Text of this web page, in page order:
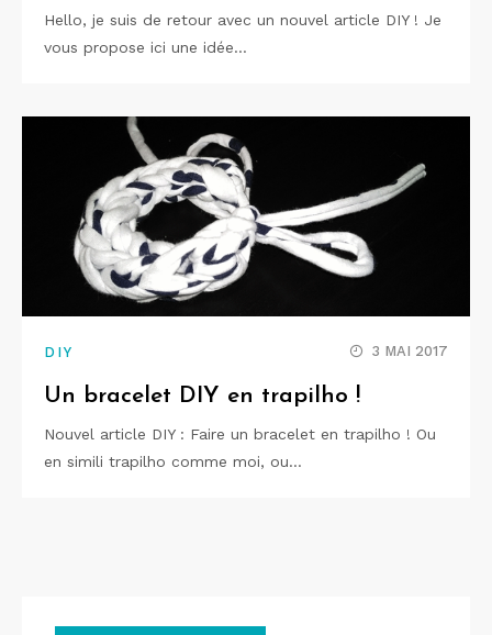
Hello, je suis de retour avec un nouvel article DIY ! Je
vous propose ici une idée…
DIY 3 MAI 2017
Un bracelet DIY en trapilho !
Nouvel article DIY : Faire un bracelet en trapilho ! Ou
en simili trapilho comme moi, ou…